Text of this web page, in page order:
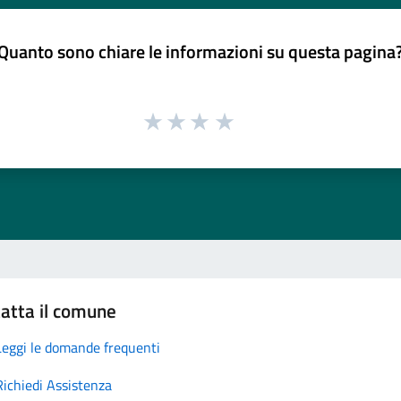
sono chiare le informazioni su questa
il comune
le domande frequenti
Assistenza